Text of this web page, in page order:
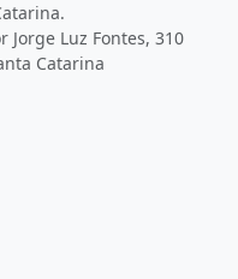
Jorge Luz Fontes, 310
Catarina